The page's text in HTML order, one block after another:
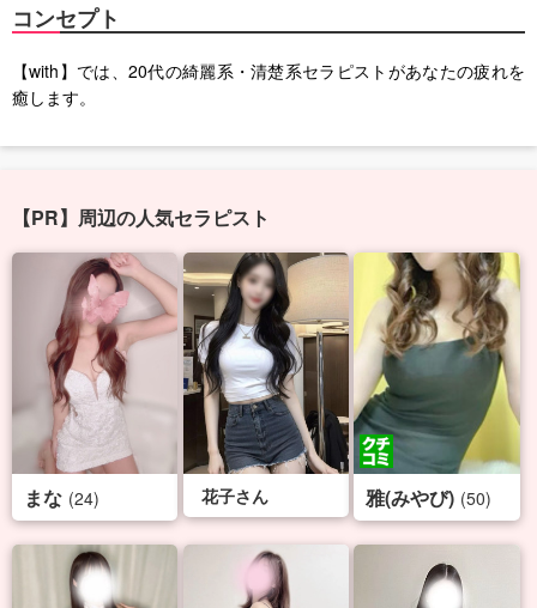
コンセプト
【with】では、20代の綺麗系・清楚系セラピストがあなたの疲れを
癒します。
【PR】周辺の人気セラピスト
まな (24) 花子さん 雅(みやび) (50)